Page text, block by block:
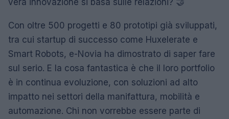
Con oltre 500 progetti e 80 prototipi già sviluppati,
tra cui startup di successo come Huxelerate e
Smart Robots, e-Novia ha dimostrato di saper fare
sul serio. E la cosa fantastica è che il loro portfolio
è in continua evoluzione, con soluzioni ad alto
impatto nei settori della manifattura, mobilità e
automazione. Chi non vorrebbe essere parte di